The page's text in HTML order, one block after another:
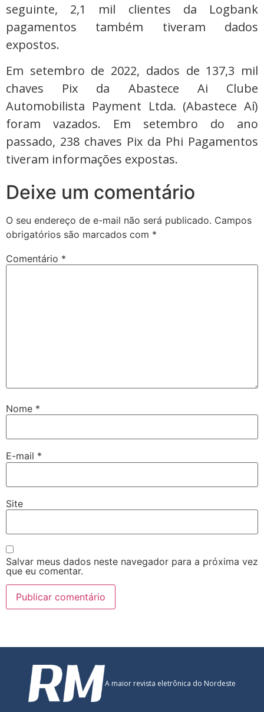
seguinte, 2,1 mil clientes da Logbank
pagamentos também tiveram dados
expostos.
Em setembro de 2022, dados de 137,3 mil
chaves Pix da Abastece Ai Clube
Automobilista Payment Ltda. (Abastece Aí)
foram vazados. Em setembro do ano
passado, 238 chaves Pix da Phi Pagamentos
tiveram informações expostas.
Deixe um comentário
O seu endereço de e-mail não será publicado. Campos
obrigatórios são marcados com *
Comentário *
Nome *
E-mail *
Site
Salvar meus dados neste navegador para a próxima vez
que eu comentar.
A maior revista eletrônica do Nordeste